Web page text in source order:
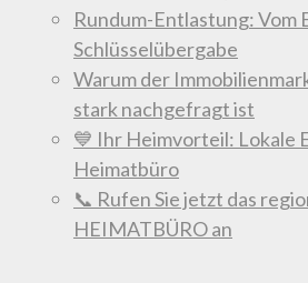
Rundum-Entlastung: Vom
Schlüsselübergabe
Warum der
stark nachgefragt ist
💙 Ihr Heimvorteil: Lokale
Heimatbüro
📞 Rufen Sie jetzt das
HEIMATBÜRO an